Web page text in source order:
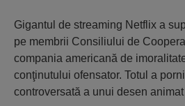
Gigantul de streaming Netflix a
pe membrii Consiliului de
compania americană de
conţinutului ofensator. Totul a
controversată a unui desen